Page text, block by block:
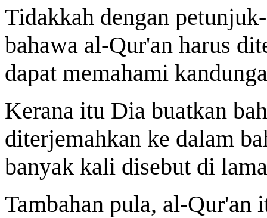
Tidakkah dengan
bahawa al-Qur'an harus
dapat memahami
Kerana itu Dia buatkan
diterjemahkan ke dalam
banyak kali disebut di
Tambahan pula, al-Qur'an